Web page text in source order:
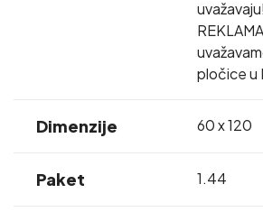
uvažavaju!
pločice u
Dimenzije 60 x 120
Paket 1.44